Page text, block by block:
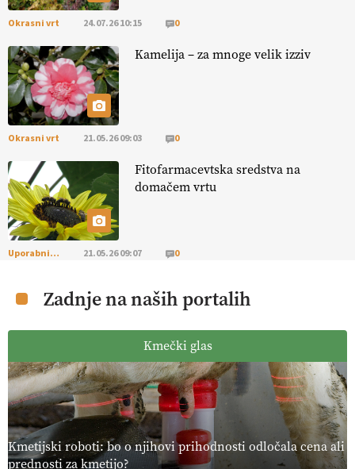
[EKOloško = LOGIČNO ] Mladi
kmetijstva in uspešno prenovo kmetij
https://t.co/RRn8unbwXp @EUAgri #IMCAP #CAP
https://t.co/mnLHFv2VuP
[EKOloško = LOGIČNO ]
Ekološka reja kokoši skrbi za živali
, okolje
in kakovostna jajca
https://t.co/PX49GVsP1M
@EUAgri #IMCAP #CAP https://t.co/a1xatzEeid
[EKOloško = LOGIČNO ]
Za bolj zdrava tla, večjo odpornost tal
VEČ
[EKOloško = LOGIČNO ] Ekološka hrana: Resnica ali le dobra reklama?
PRISLUHNITE
@EUAgri #imcap #cap #eco #skp #vlog
https://t.co/yev5PreiJu
09.07.2026
Okrasni vrt 24.07.26 10:15 0
Kamelija – za mnoge velik izziv
Okrasni vrt 21.05.26 09:03 0
Fitofarmacevtska sredstva na
domačem vrtu
Uporabni vrt 21.05.26 09:07 0
Zadnje na naših portalih
Kmečki glas
Kmetijski roboti: bo o njihovi prihodnosti odločala cena ali
prednosti za kmetijo?